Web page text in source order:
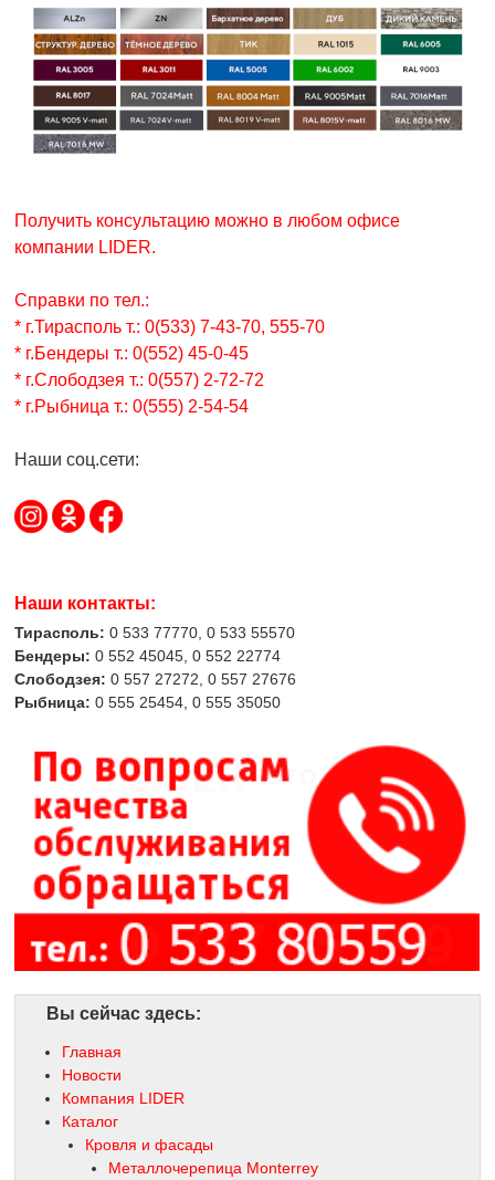
Получить консультацию можно в любом офисе
компании LIDER.
Справки по тел.:
* г.Тирасполь т.: 0(533) 7-43-70, 555-70
* г.Бендеры т.: 0(552) 45-0-45
* г.Слободзея т.: 0(557) 2-72-72
* г.Рыбница т.: 0(555) 2-54-54
Наши соц.сети:
Наши контакты:
Тирасполь: 0 533 77770, 0 533 55570
Бендеры: 0 552 45045, 0 552 22774
Слободзея: 0 557 27272, 0 557 27676
Рыбница: 0 555 25454, 0 555 35050
это:
Вы сейчас здесь:
Главная
Новости
Компания LIDER
Каталог
Кровля и фасады
Металлочерепица Monterrey